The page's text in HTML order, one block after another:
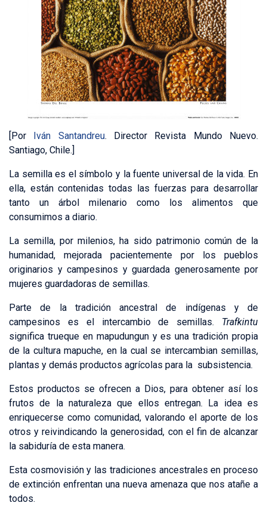
[Por Iván Santandreu. Director Revista Mundo Nuevo.
Santiago, Chile.]
La semilla es el símbolo y la fuente universal de la vida. En
ella, están contenidas todas las fuerzas para desarrollar
tanto un árbol milenario como los alimentos que
consumimos a diario.
La semilla, por milenios, ha sido patrimonio común de la
humanidad, mejorada pacientemente por los pueblos
originarios y campesinos y guardada generosamente por
mujeres guardadoras de semillas.
Parte de la tradición ancestral de indígenas y de
campesinos es el intercambio de semillas. Trafkintu
significa trueque en mapudungun y es una tradición propia
de la cultura mapuche, en la cual se intercambian semillas,
plantas y demás productos agrícolas para la subsistencia.
Estos productos se ofrecen a Dios, para obtener así los
frutos de la naturaleza que ellos entregan. La idea es
enriquecerse como comunidad, valorando el aporte de los
otros y reivindicando la generosidad, con el fin de alcanzar
la sabiduría de esta manera.
Esta cosmovisión y las tradiciones ancestrales en proceso
de extinción enfrentan una nueva amenaza que nos atañe a
todos.